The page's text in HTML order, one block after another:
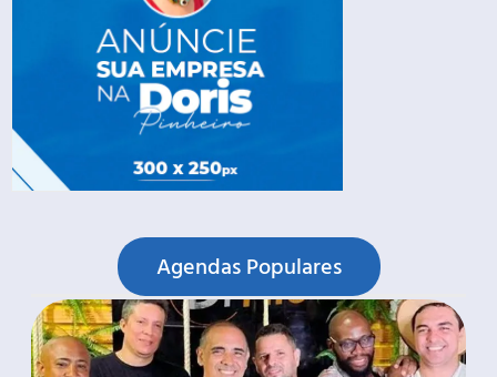
Agendas Populares